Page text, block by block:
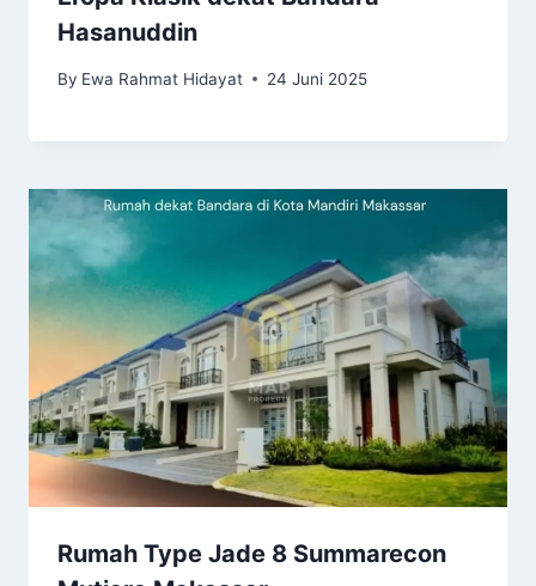
Hasanuddin
By Ewa Rahmat Hidayat 24 Juni 2025
Rumah Type Jade 8 Summarecon